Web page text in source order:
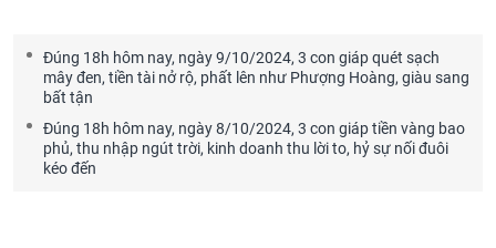
Đúng 18h hôm nay, ngày 9/10/2024, 3 con giáp quét sạch
mây đen, tiền tài nở rộ, phất lên như Phượng Hoàng, giàu sang
bất tận
Đúng 18h hôm nay, ngày 8/10/2024, 3 con giáp tiền vàng bao
phủ, thu nhập ngút trời, kinh doanh thu lời to, hỷ sự nối đuôi
kéo đến